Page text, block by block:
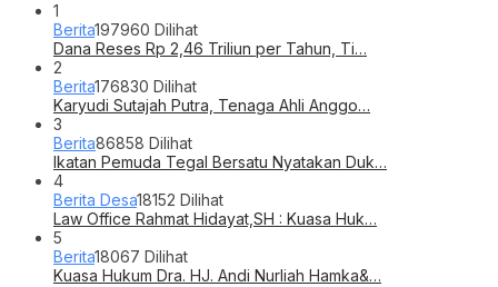
1
Berita197960 Dilihat
Dana Reses Rp 2,46 Triliun per Tahun, Ti…
2
Berita176830 Dilihat
Karyudi Sutajah Putra, Tenaga Ahli Anggo…
3
Berita86858 Dilihat
Ikatan Pemuda Tegal Bersatu Nyatakan Duk…
4
Berita Desa18152 Dilihat
Law Office Rahmat Hidayat,SH : Kuasa Huk…
5
Berita18067 Dilihat
Kuasa Hukum Dra. HJ. Andi Nurliah Hamka&…